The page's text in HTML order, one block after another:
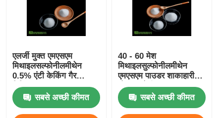
एलर्जी मुक्त एमएसएम
मिथाइलसल्फोनीलमीथेन
0.5% एंटी केकिंग गैर
विकिरण
सबसे अच्छी कीमत
40 - 60 मेश
मिथाइलसुल्फोनीलमीथेन
एमएसएम पाउडर शाकाहारी
भोजन श्रेणी
सबसे अच्छी कीमत